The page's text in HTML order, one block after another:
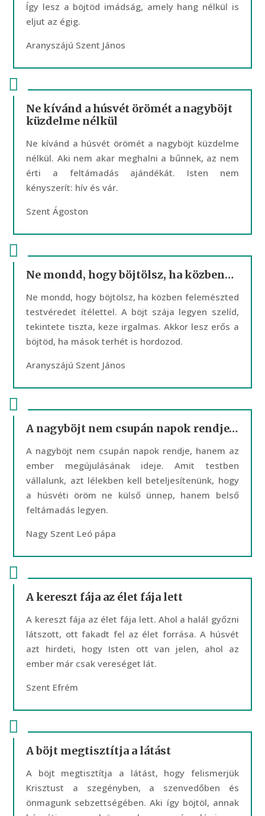
Így lesz a böjtöd imádság, amely hang nélkül is
eljut az égig.
Aranyszájú Szent János
Ne kívánd a húsvét örömét a nagyböjt
küzdelme nélkül
Ne kívánd a húsvét örömét a nagyböjt küzdelme
nélkül. Aki nem akar meghalni a bűnnek, az nem
érti a feltámadás ajándékát. Isten nem
kényszerít: hív és vár.
Szent Ágoston
Ne mondd, hogy böjtölsz, ha közben…
Ne mondd, hogy böjtölsz, ha közben felemészted
testvéredet ítélettel. A böjt szája legyen szelíd,
tekintete tiszta, keze irgalmas. Akkor lesz erős a
böjtöd, ha mások terhét is hordozod.
Aranyszájú Szent János
A nagyböjt nem csupán napok rendje…
A nagyböjt nem csupán napok rendje, hanem az
ember megújulásának ideje. Amit testben
vállalunk, azt lélekben kell beteljesítenünk, hogy
a húsvéti öröm ne külső ünnep, hanem belső
feltámadás legyen.
Nagy Szent Leó pápa
A kereszt fája az élet fája lett
A kereszt fája az élet fája lett. Ahol a halál győzni
látszott, ott fakadt fel az élet forrása. A húsvét
azt hirdeti, hogy Isten ott van jelen, ahol az
ember már csak vereséget lát.
Szent Efrém
A böjt megtisztítja a látást
A böjt megtisztítja a látást, hogy felismerjük
Krisztust a szegényben, a szenvedőben és
önmagunk sebzettségében. Aki így böjtöl, annak